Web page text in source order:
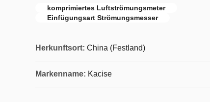
komprimiertes Luftströmungsmeter
Einfügungsart Strömungsmesser
Herkunftsort: China (Festland)
Markenname: Kacise